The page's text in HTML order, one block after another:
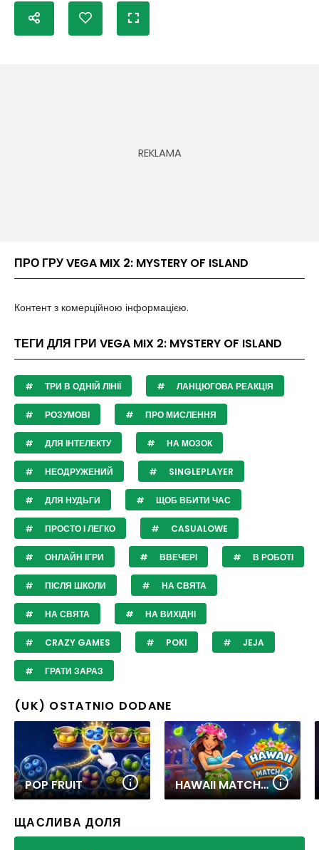
ПРО ГРУ VEGA MIX 2: MYSTERY OF ISLAND
Контент з комерційною інформацією.
ТЕГИ ДЛЯ ГРИ VEGA MIX 2: MYSTERY OF ISLAND
ТРИ В ОДНІЙ ЛІНІЇ ЛАНЦЮГОВА РЕАКЦІЯ
РОЗУМОВІ ПРО МИСЛЕННЯ
ДЛЯ ІНТЕЛЕКТУ НА МОЗОК
НЕОДРУЖЕНИЙ SINGLEPLAYER
ДЛЯ НУДЬГИ ЩОБ ВБИТИ ЧАС
ПРОСТО І ЛЕГКО CASUALOWE
ОНЛАЙН ІГРИ ВВЕЧЕРІ В РОБОТІ
ПІСЛЯ ШКОЛИ НА СВЯТА
НА СВЯТА НА ВИХІДНІ
CRAZY GAMES POKI JEJA
ГРАТИ ЗАРАЗ
(UK) OSTATNIO DODANE
POP FRUIT HAWAII MATCH 6
ЩАСЛИВА ДОЛЯ